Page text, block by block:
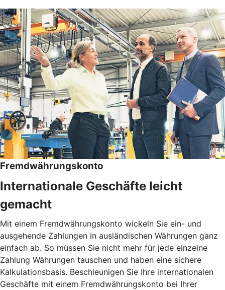
Fremdwährungskonto
Internationale Geschäfte leicht
gemacht
Mit einem Fremdwährungskonto wickeln Sie ein- und
ausgehende Zahlungen in ausländischen Währungen ganz
einfach ab. So müssen Sie nicht mehr für jede einzelne
Zahlung Währungen tauschen und haben eine sichere
Kalkulationsbasis. Beschleunigen Sie Ihre internationalen
Geschäfte mit einem Fremdwährungskonto bei Ihrer